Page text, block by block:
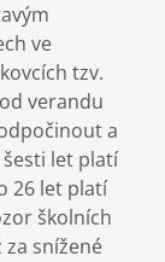
ve
tzv.
verandu
a
let platí
26 let platí
školních
za snížené